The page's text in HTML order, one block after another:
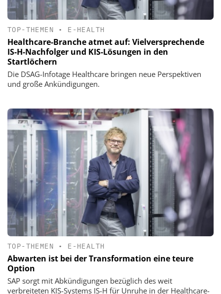
TOP-THEMEN • E-HEALTH
Healthcare-Branche atmet auf: Vielversprechende
IS-H-Nachfolger und KIS-Lösungen in den
Startlöchern
Die DSAG-Infotage Healthcare bringen neue Perspektiven
und große Ankündigungen.
TOP-THEMEN • E-HEALTH
Abwarten ist bei der Transformation eine teure
Option
SAP sorgt mit Abkündigungen bezüglich des weit
verbreiteten KIS-Systems IS-H für Unruhe in der Healthcare-